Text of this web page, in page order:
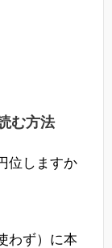
む方法
位しますか
わず）に本